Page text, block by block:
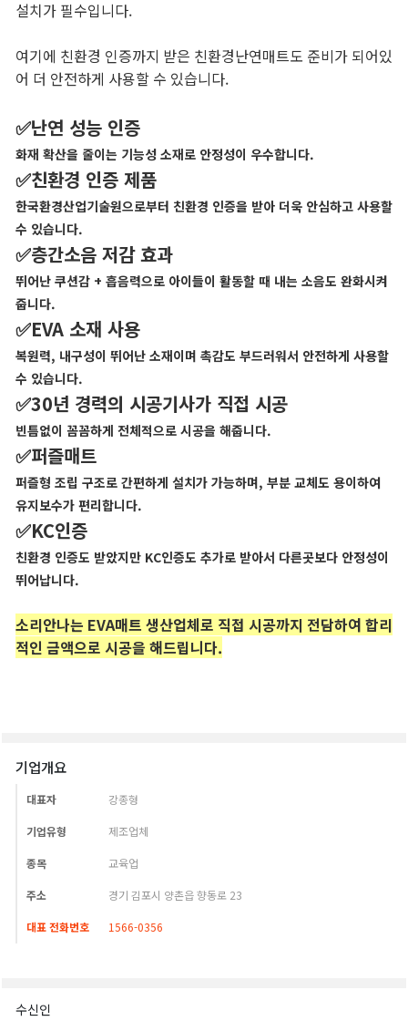
기업개요
대표자 강종형
기업유형 제조업체
종목 교육업
주소 경기 김포시 양촌읍 향동로 23
대표 전화번호 1566-0356
수신인